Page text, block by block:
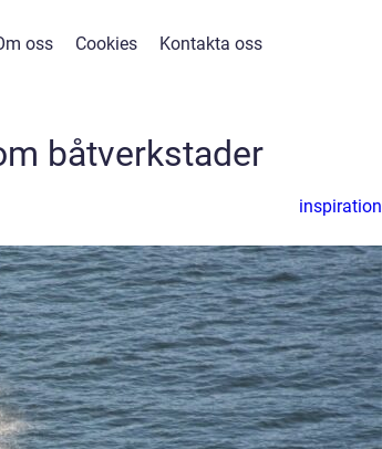
oss Cookies Kontakta oss
båtverkstader
inspiration